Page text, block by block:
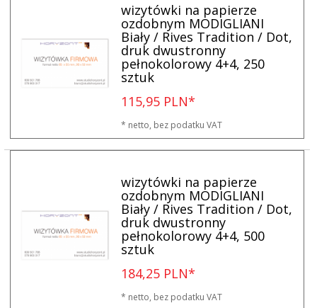
wizytówki na papierze
ozdobnym MODIGLIANI
Biały / Rives Tradition / Dot,
druk dwustronny
pełnokolorowy 4+4, 250
sztuk
115,95 PLN*
* netto, bez podatku VAT
wizytówki na papierze
ozdobnym MODIGLIANI
Biały / Rives Tradition / Dot,
druk dwustronny
pełnokolorowy 4+4, 500
sztuk
184,25 PLN*
* netto, bez podatku VAT